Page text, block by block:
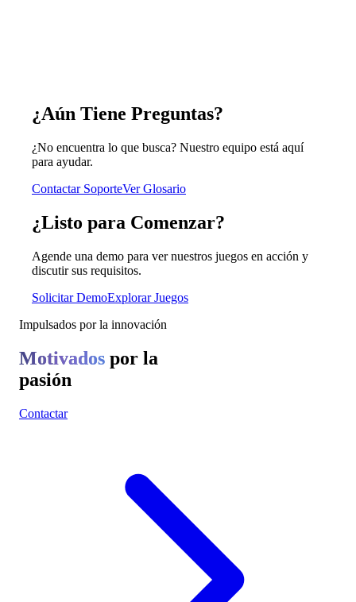
¿Aún Tiene Preguntas?
¿No encuentra lo que busca? Nuestro equipo está aquí
para ayudar.
Contactar SoporteVer Glosario
¿Listo para Comenzar?
Agende una demo para ver nuestros juegos en acción y
discutir sus requisitos.
Solicitar DemoExplorar Juegos
Impulsados por la innovación
Motivados por la
pasión
Contactar